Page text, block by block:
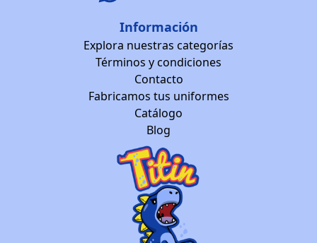
Información
Explora nuestras categorías
Términos y condiciones
Contacto
Fabricamos tus uniformes
Catálogo
Blog